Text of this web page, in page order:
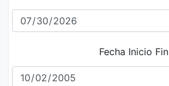
Fecha Inicio Fin